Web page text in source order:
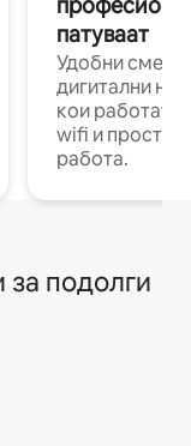
патуваат
Удобни
дигитални
кои работат
wifi и
работа.
за подолги